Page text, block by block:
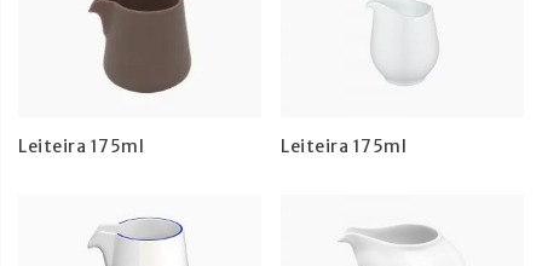
Leiteira 175ml Leiteira 175ml